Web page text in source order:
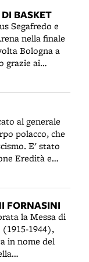
la Seconda
truppe
successione di
luna park
cibo e
344 presenze.
contribuendo
e
FC 1909
“prima fonte
marcatura e
BASKET
Segafredo e
nella finale
Bologna a
grazie ai
- in evidenza
bastano i 19
Comincia
panchina
del
battere per il
al generale
polacco, che
E' stato
Eredità e
Ha coinvolto
opera di
Bertozzi, è
Beata
da tempo la
e il
nei pressi
FORNASINI
la Messa di
1944),
in nome del